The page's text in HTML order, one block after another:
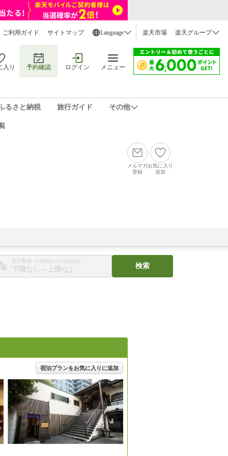
ご利用ガイド サイトマップ Language 楽天市場 楽天グループ
入り 予約確認 ログイン メニュー
るさと納税 旅行ガイド その他
メルマガ
登録
お気に入り
追加
合計料金 ※1部屋あたりの税込金額
〜
検索
宿泊プランをお気に入りに追加